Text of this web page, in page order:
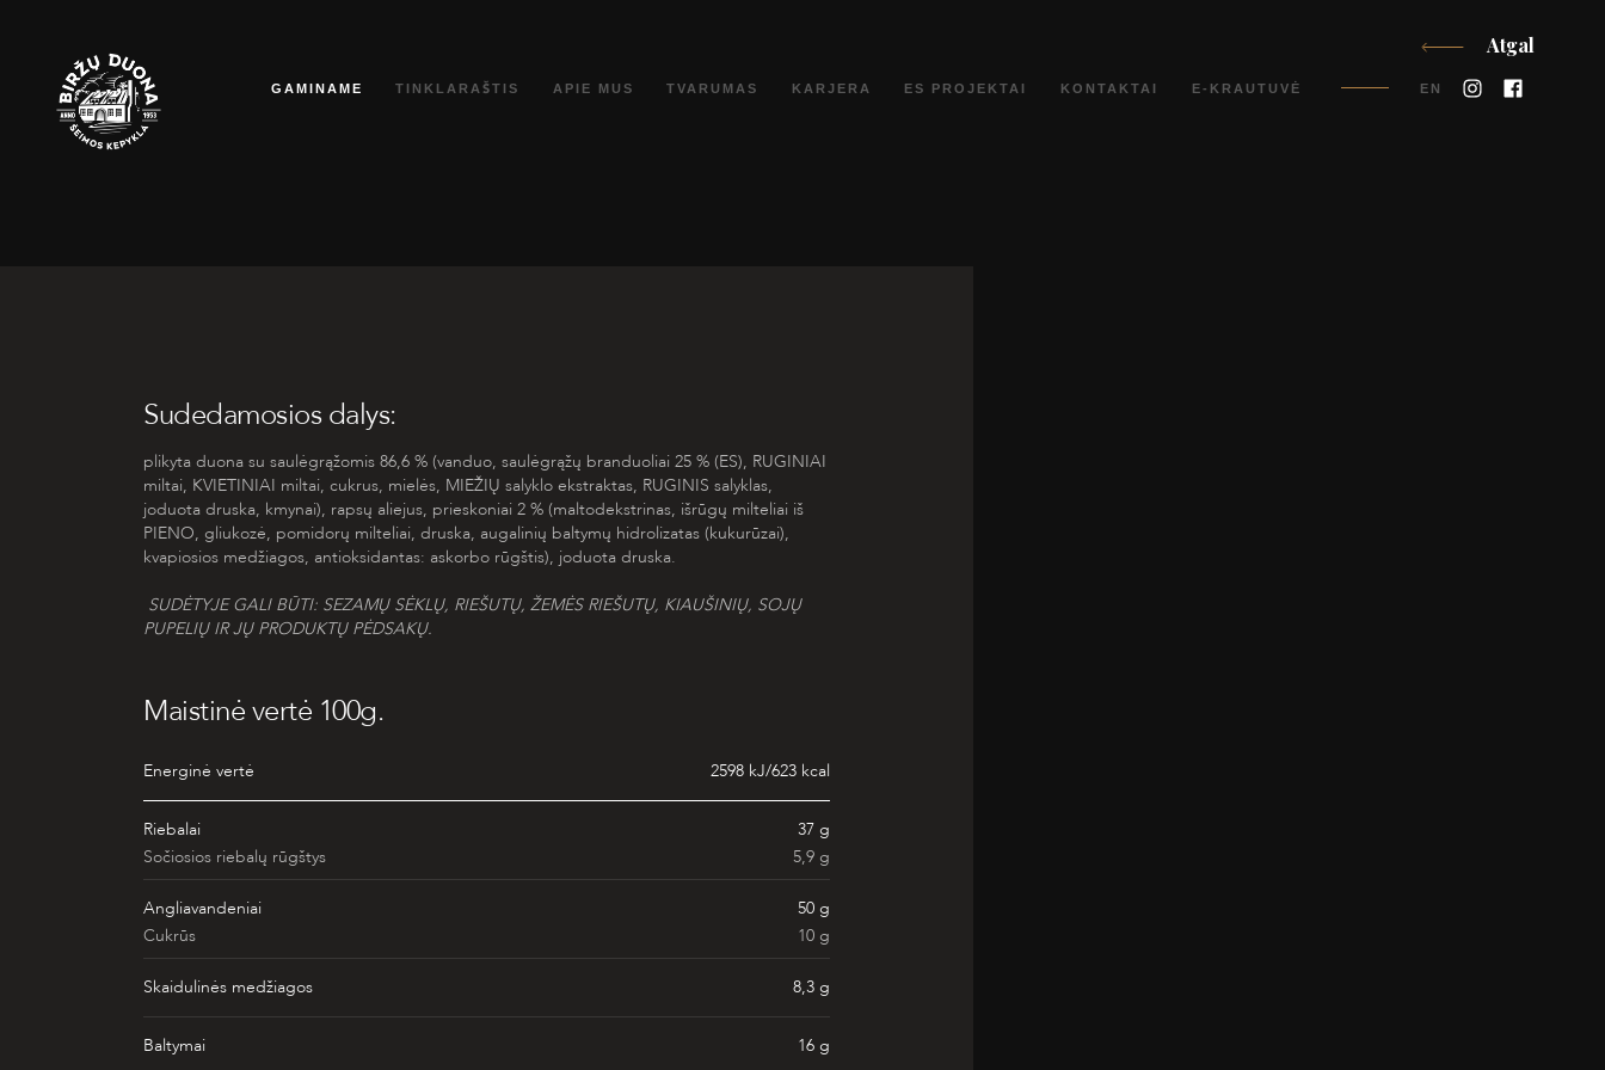
turinio
GAMINAME TINKLARAŠTIS APIE MUS TVARUMAS KARJERA ES PROJEKTAI KONTAKTAI E-KRAUTUVĖ EN Instagram
Atgal
Sudedamosios dalys:
plikyta duona su saulėgrąžomis 86,6 % (vanduo, saulėgrąžų branduoliai 25 % (ES), RUGINIAI
miltai, KVIETINIAI miltai, cukrus, mielės, MIEŽIŲ salyklo ekstraktas, RUGINIS salyklas,
joduota druska, kmynai), rapsų aliejus, prieskoniai 2 % (maltodekstrinas, išrūgų milteliai iš
PIENO, gliukozė, pomidorų milteliai, druska, augalinių baltymų hidrolizatas (kukurūzai),
kvapiosios medžiagos, antioksidantas: askorbo rūgštis), joduota druska.
SUDĖTYJE GALI BŪTI: SEZAMŲ SĖKLŲ, RIEŠUTŲ, ŽEMĖS RIEŠUTŲ, KIAUŠINIŲ, SOJŲ
PUPELIŲ IR JŲ PRODUKTŲ PĖDSAKŲ.
Maistinė vertė 100g.
Energinė vertė 2598 kJ/623 kcal
Riebalai
37 g
Sočiosios riebalų rūgštys
5,9 g
Angliavandeniai
50 g
Cukrūs
10 g
Skaidulinės medžiagos 8,3 g
Baltymai 16 g